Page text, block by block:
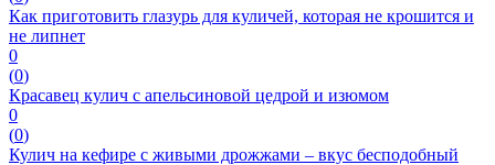
Как приготовить глазурь для куличей, которая не крошится и
не липнет
0
(0)
Красавец кулич с апельсиновой цедрой и изюмом
0
(0)
Кулич на кефире с живыми дрожжами – вкус бесподобный